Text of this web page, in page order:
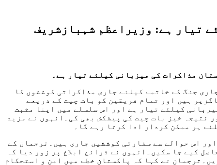
تیار ہے: وزیراعظم شہبازشریف
مذاکرات کی میزبانی کیلئے تیار ہے۔
جنگ کے خاتمے کیلئے جاری مذاکراتی کوششوں کا
ہیں اور تمام فریقین کو بات چیت کے ذریعے
کیلئے تیار ہے اور اس سلسلے میں اپنا مثبت
نتیجہ خیز بات چیت کی پیشکش بھی کی۔انہوں نے مزید
ہر ممکن کردار ادا کرتا رہے گا۔
اس حوالے سے سفارتی کوششیں جاری ہیں۔ترجمان کے
کیے جا سکیں۔انہوں نے ذرائع ابلاغ پر زور دیا کہ
نے کہا کہ پاکستان خطے میں امن و استحکام